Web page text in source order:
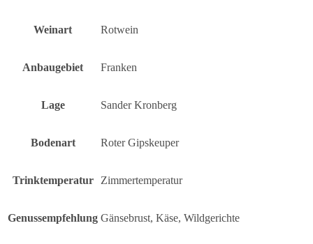
Weinart Rotwein
Anbaugebiet Franken
Lage Sander Kronberg
Bodenart Roter Gipskeuper
Trinktemperatur Zimmertemperatur
Genussempfehlung Gänsebrust, Käse, Wildgerichte